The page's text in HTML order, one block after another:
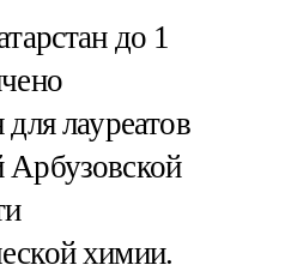
до 1
лауреатов
химии.